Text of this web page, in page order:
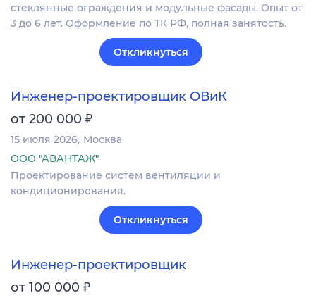
стеклянные ограждения и модульные фасады. Опыт от
3 до 6 лет. Оформление по ТК РФ, полная занятость.
Откликнуться
Инженер-проектировщик ОВиК
от 200 000 ₽
15 июля 2026 Москва
ООО "АВАНТАЖ"
Проектирование систем вентиляции и
кондиционирования.
Откликнуться
Инженер-проектировщик
от 100 000 ₽